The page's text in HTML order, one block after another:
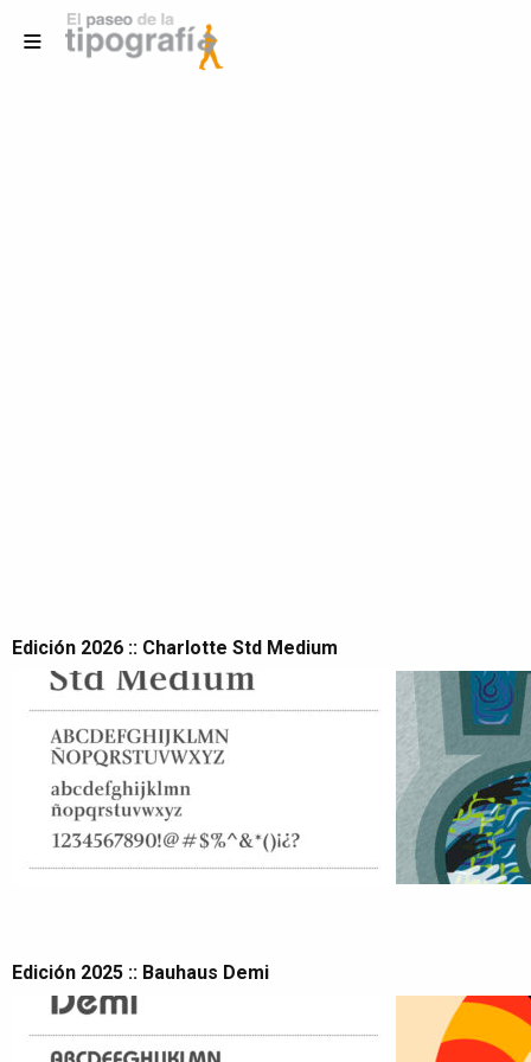
Edición 2026 :: Charlotte Std Medium
Edición 2025 :: Bauhaus Demi